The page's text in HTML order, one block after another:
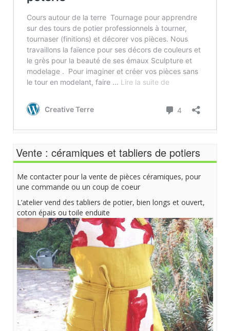
Vente : céramiques et tabliers de potiers
Me contacter pour la vente de pièces céramiques, pour
une commande ou un coup de coeur
L’atelier vend des tabliers de potier, bien longs et ouvert,
coton épais ou toile enduite